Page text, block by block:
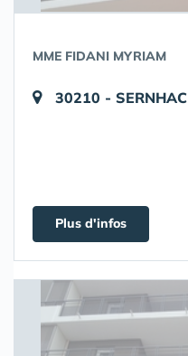
MME FIDANI MYRIAM
30210 - SERNHAC
Plus d'infos